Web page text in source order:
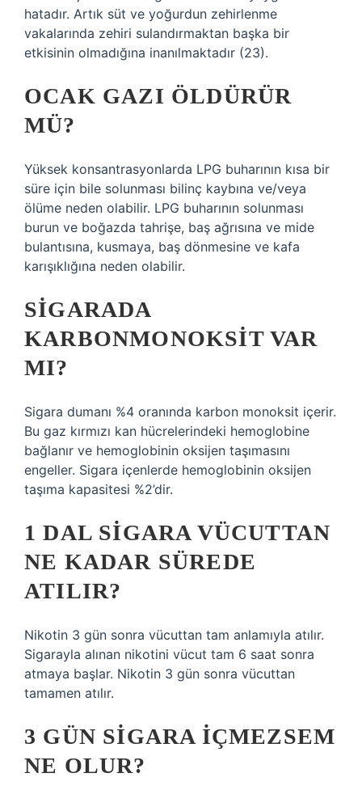
hatadır. Artık süt ve yoğurdun zehirlenme
vakalarında zehiri sulandırmaktan başka bir
etkisinin olmadığına inanılmaktadır (23).
OCAK GAZI ÖLDÜRÜR
MÜ?
Yüksek konsantrasyonlarda LPG buharının kısa bir
süre için bile solunması bilinç kaybına ve/veya
ölüme neden olabilir. LPG buharının solunması
burun ve boğazda tahrişe, baş ağrısına ve mide
bulantısına, kusmaya, baş dönmesine ve kafa
karışıklığına neden olabilir.
SIGARADA
KARBONMONOKSIT VAR
MI?
Sigara dumanı %4 oranında karbon monoksit içerir.
Bu gaz kırmızı kan hücrelerindeki hemoglobine
bağlanır ve hemoglobinin oksijen taşımasını
engeller. Sigara içenlerde hemoglobinin oksijen
taşıma kapasitesi %2’dir.
1 DAL SIGARA VÜCUTTAN
NE KADAR SÜREDE
ATILIR?
Nikotin 3 gün sonra vücuttan tam anlamıyla atılır.
Sigarayla alınan nikotini vücut tam 6 saat sonra
atmaya başlar. Nikotin 3 gün sonra vücuttan
tamamen atılır.
3 GÜN SIGARA IÇMEZSEM
NE OLUR?